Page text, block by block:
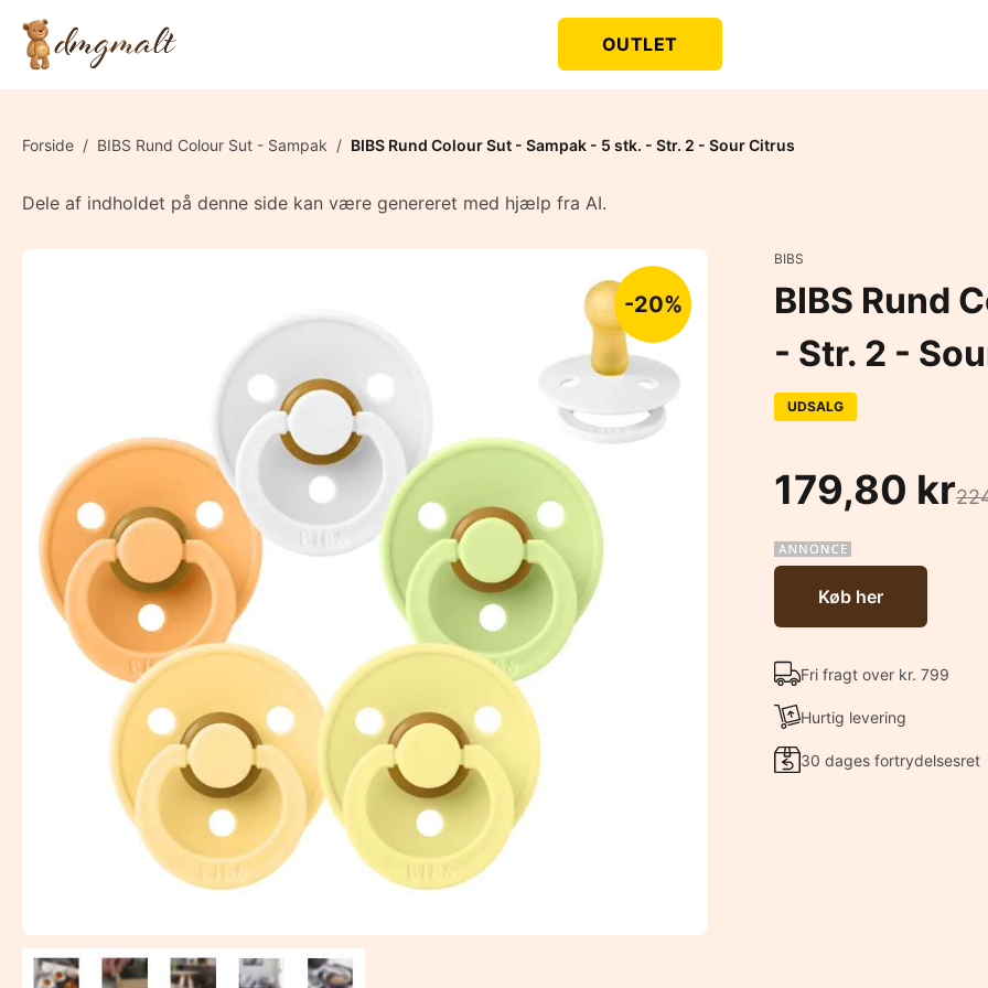
OUTLET
Forside / BIBS Rund Colour Sut - Sampak / BIBS Rund Colour Sut - Sampak - 5 stk. - Str. 2 - Sour Citrus
Dele af indholdet på denne side kan være genereret med hjælp fra AI.
-20%
BIBS
BIBS Rund
- Str. 2 -
UDSALG
179,80 kr
Køb her
Fri fragt over kr. 799
Hurtig levering
30 dages fortrydelsesret